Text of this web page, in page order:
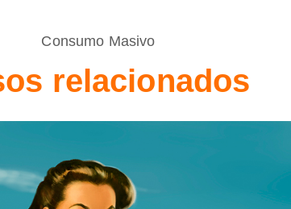
Consumo Masivo
relacionados